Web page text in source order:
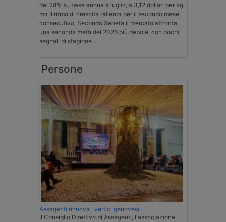
del 28% su base annua a luglio, a 3,12 dollari per kg,
ma il ritmo di crescita rallenta per il secondo mese
consecutivo. Secondo Xeneta il mercato affronta
una seconda metà del 2026 più debole, con pochi
segnali di stagione …
Persone
Assagenti rinnova i vertici genovesi
Il Consiglio Direttivo di Assagenti, l'associazione